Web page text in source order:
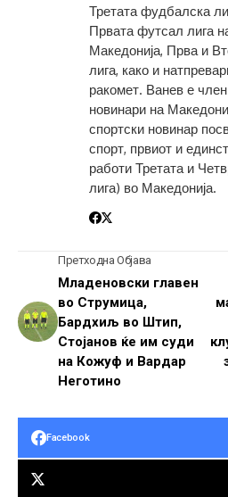
Третата фудбалска
Првата футсал лига
Македонија, Прва и
лига, како и
ракомет. Ванев е
новинари на
спортски новинар
спорт, првиот и
работи Третата и
лига) во Македонија.
Претходна Објава
Младеновски главен
во Струмица,
Бардхиљ во Штип,
Стојанов ќе им суди
на Кожуф и Вардар
Неготино
Facebook